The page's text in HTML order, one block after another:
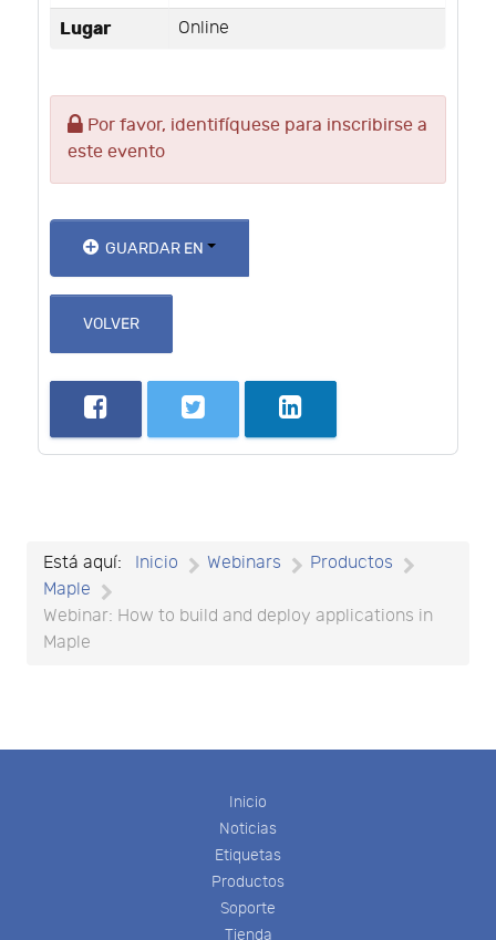
Lugar Online
Por favor, identifíquese para inscribirse a
este evento
GUARDAR EN
VOLVER
Está aquí: Inicio Webinars
Productos
Maple
Webinar: How to build and deploy applications in
Maple
Inicio
Noticias
Etiquetas
Productos
Soporte
Tienda